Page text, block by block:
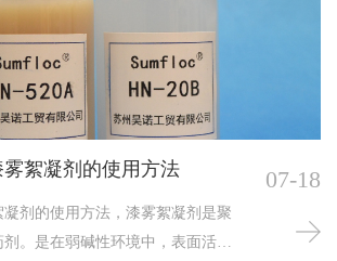
一问题，以下是根据以往的经验分
您遇到漆雾凝聚剂效果不好可以对
有解决可以咨询昊诺技术
絮凝剂的使用方法
剂的使用方法，漆雾絮凝剂是聚
。是在弱碱性环境中，表面活性
07-18